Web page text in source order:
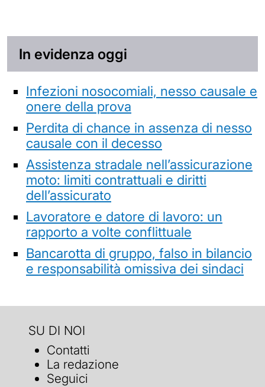
In evidenza oggi
Infezioni nosocomiali, nesso causale e
onere della prova
Perdita di chance in assenza di nesso
causale con il decesso
Assistenza stradale nell’assicurazione
moto: limiti contrattuali e diritti
dell’assicurato
Lavoratore e datore di lavoro: un
rapporto a volte conflittuale
Bancarotta di gruppo, falso in bilancio
e responsabilità omissiva dei sindaci
SU DI NOI
Contatti
La redazione
Seguici